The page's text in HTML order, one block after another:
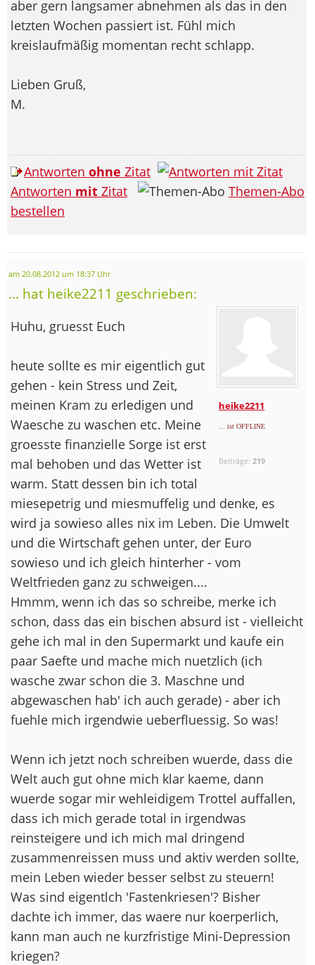
aber gern langsamer abnehmen als das in den
letzten Wochen passiert ist. Fühl mich
kreislaufmäßig momentan recht schlapp.
Lieben Gruß,
M.
Antworten ohne Zitat
Antworten mit Zitat
Themen-Abo
bestellen
am 20.08.2012 um 18:37 Uhr
... hat heike2211 geschrieben:
heike2211
... ist OFFLINE
Beiträge: 219
Huhu, gruesst Euch
heute sollte es mir eigentlich gut
gehen - kein Stress und Zeit,
meinen Kram zu erledigen und
Waesche zu waschen etc. Meine
groesste finanzielle Sorge ist erst
mal behoben und das Wetter ist
warm. Statt dessen bin ich total
miesepetrig und miesmuffelig und denke, es
wird ja sowieso alles nix im Leben. Die Umwelt
und die Wirtschaft gehen unter, der Euro
sowieso und ich gleich hinterher - vom
Weltfrieden ganz zu schweigen....
Hmmm, wenn ich das so schreibe, merke ich
schon, dass das ein bischen absurd ist - vielleicht
gehe ich mal in den Supermarkt und kaufe ein
paar Saefte und mache mich nuetzlich (ich
wasche zwar schon die 3. Maschne und
abgewaschen hab' ich auch gerade) - aber ich
fuehle mich irgendwie ueberfluessig. So was!
Wenn ich jetzt noch schreiben wuerde, dass die
Welt auch gut ohne mich klar kaeme, dann
wuerde sogar mir wehleidigem Trottel auffallen,
dass ich mich gerade total in irgendwas
reinsteigere und ich mich mal dringend
zusammenreissen muss und aktiv werden sollte,
mein Leben wieder besser selbst zu steuern!
Was sind eigentlch 'Fastenkriesen'? Bisher
dachte ich immer, das waere nur koerperlich,
kann man auch ne kurzfristige Mini-Depression
kriegen?